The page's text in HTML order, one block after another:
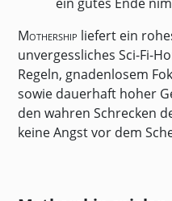
Mothership liefert ein
unvergessliches Sci-Fi-
Regeln, gnadenlosem
sowie dauerhaft hoher
den wahren Schrecken
keine Angst vor dem